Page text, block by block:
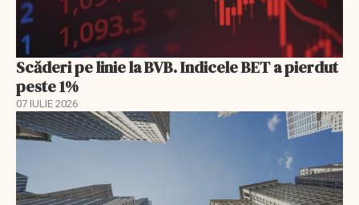
Scăderi pe linie la BVB. Indicele BET a pierdut
peste 1%
07 IULIE 2026